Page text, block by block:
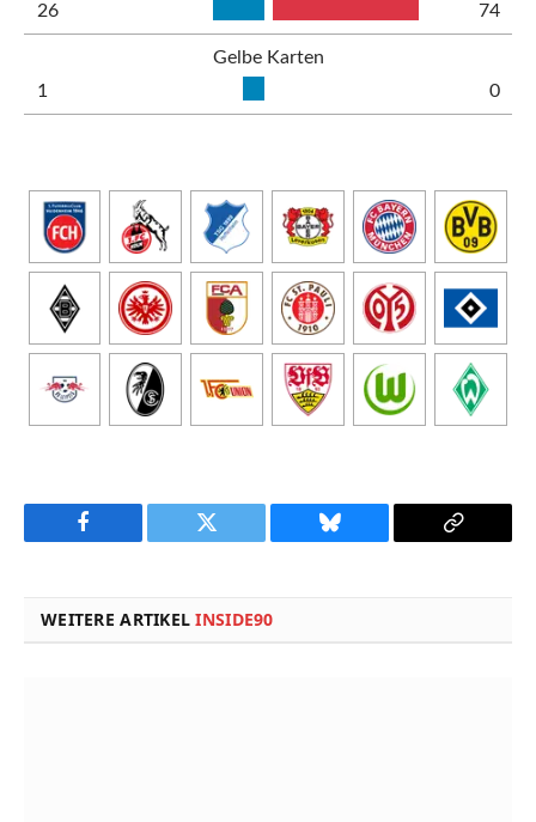
26
74
Gelbe Karten
1
0
Facebook Twitter Bluesky
Copy
WEITERE ARTIKELINSIDE90